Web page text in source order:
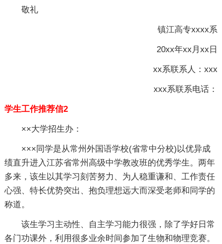
敬礼
镇江高专xxxx系
20xx年xx月xx日
xx系联系人：xxx
xxx系联系电话：
学生工作推荐信2
××大学招生办：
×××同学是从常州外国语学校(省常中分校)以优异成
绩直升进入江苏省常州高级中学教改班的优秀学生。两年
多来，该生以其学习刻苦努力、为人稳重谦和、工作责任
心强、特长优势突出、抱负理想远大而深受老师和同学的
称道。
该生学习主动性、自主学习能力很强，除了学好日常
各门功课外，利用很多业余时间参加了生物和物理竞赛。